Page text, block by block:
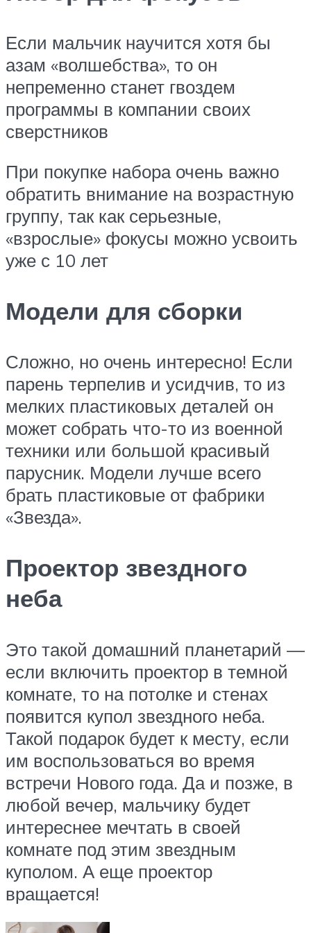
Если мальчик научится хотя бы
азам «волшебства», то он
непременно станет гвоздем
программы в компании своих
сверстников
При покупке набора очень важно
обратить внимание на возрастную
группу, так как серьезные,
«взрослые» фокусы можно усвоить
уже с 10 лет
Модели для сборки
Сложно, но очень интересно! Если
парень терпелив и усидчив, то из
мелких пластиковых деталей он
может собрать что-то из военной
техники или большой красивый
парусник. Модели лучше всего
брать пластиковые от фабрики
«Звезда».
Проектор звездного
неба
Это такой домашний планетарий —
если включить проектор в темной
комнате, то на потолке и стенах
появится купол звездного неба.
Такой подарок будет к месту, если
им воспользоваться во время
встречи Нового года. Да и позже, в
любой вечер, мальчику будет
интереснее мечтать в своей
комнате под этим звездным
куполом. А еще проектор
вращается!